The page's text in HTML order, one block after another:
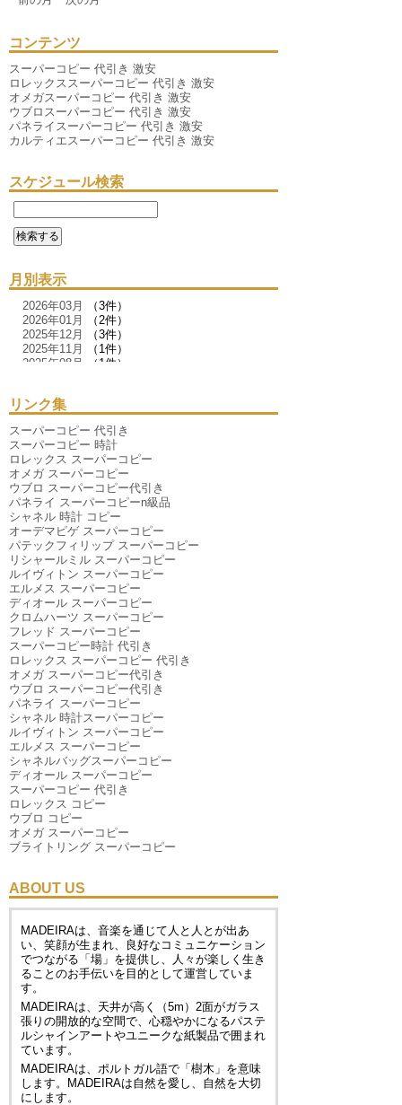
コンテンツ
スーパーコピー 代引き 激安
ロレックススーパーコピー 代引き 激安
オメガスーパーコピー 代引き 激安
ウブロスーパーコピー 代引き 激安
パネライスーパーコピー 代引き 激安
カルティエスーパーコピー 代引き 激安
スケジュール検索
月別表示
2026年03月
（3件）
2026年01月
（2件）
2025年12月
（3件）
2025年11月
（1件）
2025年08月
（1件）
2025年04月
2025年01月（3件）
2024年12月（6件）
2024年11月（10件）
2024年10月（2件）
2024年09月（1件）
2024年08月（5件）
2024年07月 （6件）
2024年06月 （3件）
2024年05月（2件）
2024年04月（1件）
2024年03月 （3件）
2023年11月（1件）
2020年07月（1件）
2019年09月 （1件）
2019年01月（1件）
2018年07月（1件）
2018年01月（1件）
2016年12月（1件）
2016年06月（1件）
2015年12月（1件）
2015年07月 （1件）
リンク集
スーパーコピー 代引き
スーパーコピー 時計
ロレックス スーパーコピー
オメガ スーパーコピー
ウブロ スーパーコピー代引き
パネライ スーパーコピーn級品
シャネル 時計 コピー
オーデマピゲ スーパーコピー
パテックフィリップ スーパーコピー
リシャールミル スーパーコピー
ルイヴィトン スーパーコピー
エルメス スーパーコピー
ディオール スーパーコピー
クロムハーツ スーパーコピー
フレッド スーパーコピー
スーパーコピー時計 代引き
ロレックス スーパーコピー 代引き
オメガ スーパーコピー代引き
ウブロ スーパーコピー代引き
パネライ スーパーコピー
シャネル 時計スーパーコピー
ルイヴィトン スーパーコピー
エルメス スーパーコピー
シャネルバッグスーパーコピー
ディオール スーパーコピー
スーパーコピー 代引き
ロレックス コピー
ウブロ コピー
オメガ スーパーコピー
ブライトリング スーパーコピー
ABOUT US
MADEIRAは、音楽を通じて人と人とが出あ
い、笑顔が生まれ、良好なコミュニケーション
でつながる「場」を提供し、人々が楽しく生き
ることのお手伝いを目的として運営していま
す。
MADEIRAは、天井が高く（5m）2面がガラス
張りの開放的な空間で、心穏やかになるパステ
ルシャインアートやユニークな紙製品で囲まれ
ています。
MADEIRAは、ポルトガル語で「樹木」を意味
します。MADEIRAは自然を愛し、自然を大切
にします。